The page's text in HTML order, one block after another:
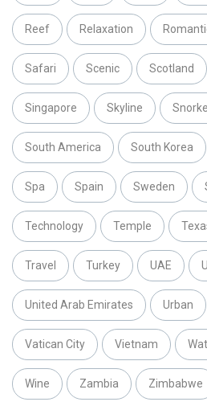
Reef Relaxation
Safari Scenic Scotland
Singapore Skyline
South America South Korea
Spa Spain Sweden
Technology Temple
Travel Turkey UAE
United Arab Emirates Urban
Vatican City Vietnam
Wine Zambia Zimbabwe